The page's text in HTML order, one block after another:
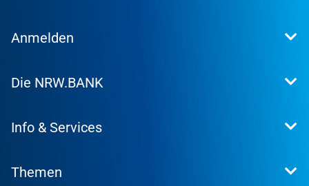
Anmelden
Kundenportal
Die NRW.BANK
Presse
Research
Info & Services
Produktsuche
Themen